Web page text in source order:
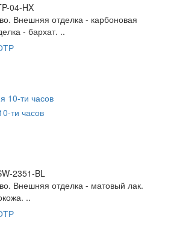
04-HX
Внешняя отделка - карбоновая
- бархат. ..
ти часов
2351-BL
Внешняя отделка - матовый лак.
..